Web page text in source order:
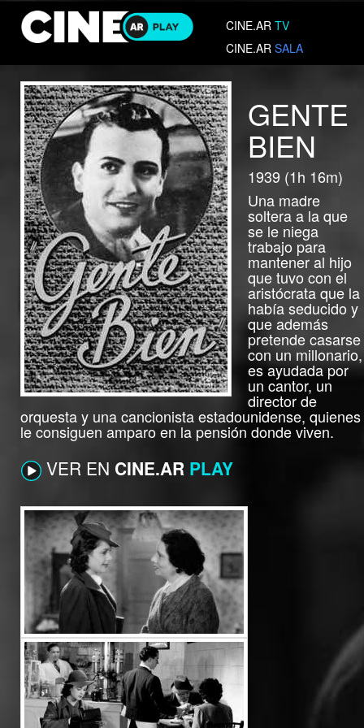
CINE.ARTV
CINE.ARSALA
GENTE
BIEN
1939 (1h 16m)
Una madre
soltera a la que
se le niega
trabajo para
mantener al hijo
que tuvo con el
aristócrata que la
había seducido y
que además
pretende casarse
con un millonario,
es ayudada por
un cantor, un
director de
orquesta y una cancionista estadounidense, quienes
le consiguen amparo en la pensión donde viven.
VER EN CINE.AR PLAY